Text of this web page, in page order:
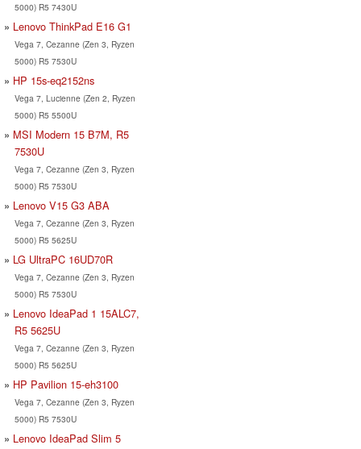
5000) R5 7430U
Lenovo ThinkPad E16 G1
Vega 7, Cezanne (Zen 3, Ryzen
5000) R5 7530U
HP 15s-eq2152ns
Vega 7, Lucienne (Zen 2, Ryzen
5000) R5 5500U
MSI Modern 15 B7M, R5
7530U
Vega 7, Cezanne (Zen 3, Ryzen
5000) R5 7530U
Lenovo V15 G3 ABA
Vega 7, Cezanne (Zen 3, Ryzen
5000) R5 5625U
LG UltraPC 16UD70R
Vega 7, Cezanne (Zen 3, Ryzen
5000) R5 7530U
Lenovo IdeaPad 1 15ALC7,
R5 5625U
Vega 7, Cezanne (Zen 3, Ryzen
5000) R5 5625U
HP Pavilion 15-eh3100
Vega 7, Cezanne (Zen 3, Ryzen
5000) R5 7530U
Lenovo IdeaPad Slim 5